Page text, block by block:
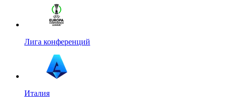
Лига конференций
Италия